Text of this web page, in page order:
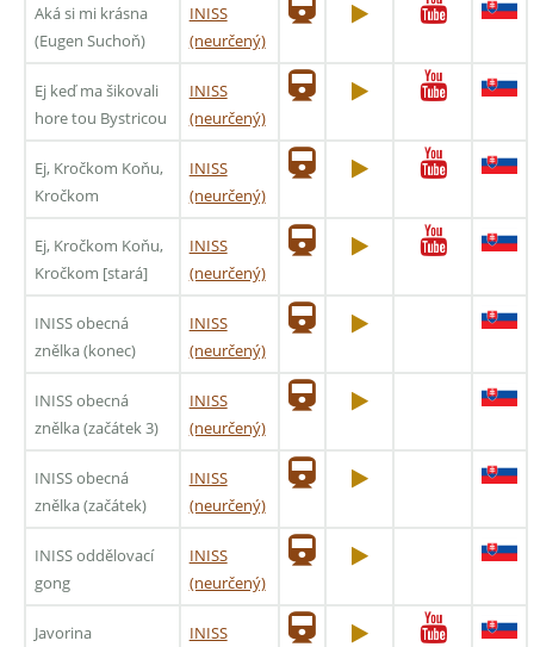
Aká si mi krásna
(Eugen Suchoň)
INISS
(neurčený)
Ej keď ma šikovali
hore tou Bystricou
INISS
(neurčený)
Ej, Kročkom Koňu,
Kročkom
INISS
(neurčený)
Ej, Kročkom Koňu,
Kročkom [stará]
INISS
(neurčený)
INISS obecná
znělka (konec)
INISS
(neurčený)
INISS obecná
znělka (začátek 3)
INISS
(neurčený)
INISS obecná
znělka (začátek)
INISS
(neurčený)
INISS oddělovací
gong
INISS
(neurčený)
Javorina
INISS